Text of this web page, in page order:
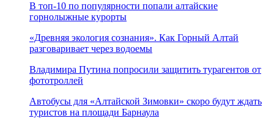
В топ-10 по популярности попали алтайские
горнолыжные курорты
«Древняя экология сознания». Как Горный Алтай
разговаривает через водоемы
Владимира Путина попросили защитить турагентов от
фототроллей
Автобусы для «Алтайской Зимовки» скоро будут ждать
туристов на площади Барнаула